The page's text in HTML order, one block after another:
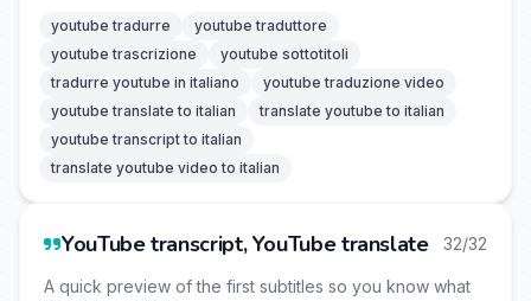
youtube tradurre
youtube traduttore
youtube trascrizione
youtube sottotitoli
tradurre youtube in italiano
youtube traduzione video
youtube translate to italian
translate youtube to italian
youtube transcript to italian
translate youtube video to italian
YouTube transcript, YouTube translate 32/32
A quick preview of the first subtitles so you know what